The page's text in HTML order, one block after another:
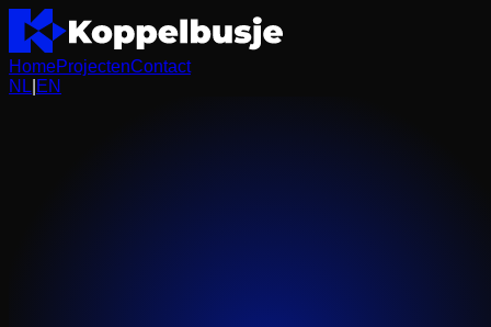
HomeProjectenContact
NL EN